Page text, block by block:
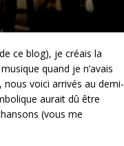
ce blog), je créais la
quand je n’avais
voici arrivés au demi-
aurait dû être
(vous me